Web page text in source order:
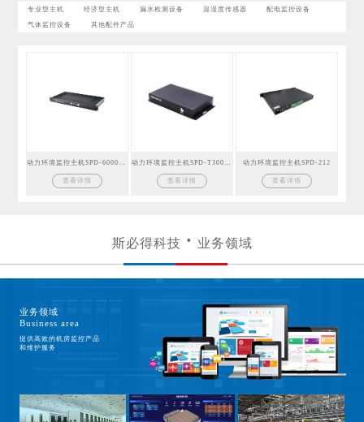
专业型主机 经济型主机 漏水检测设备 温湿度传感器 配电监控设备
气体监控设备 其他配件产品
查看详情 查看详情
动力环境监控主机SPD-212
查看详情
斯必得科技 业务领域
业务领域
Business area
提供高效的机房监控产品
和维护服务